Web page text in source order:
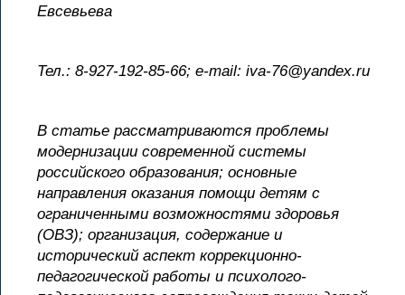
Евсевьева
Тел.: 8-927-192-85-66; е-mail: iva-76@yandex.ru
В статье рассматриваются проблемы
модернизации современной системы
российского образования; основные
направления оказания помощи детям с
ограниченными возможностями здоровья
(ОВЗ); организация, содержание и
исторический аспект коррекционно-
педагогической работы и психолого-